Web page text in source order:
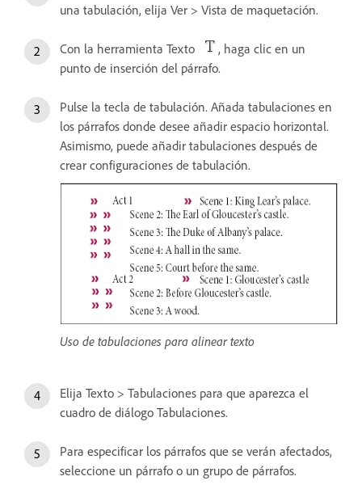
una tabulación, elija Ver > Vista de maquetación.
Con la herramienta Texto
, haga clic en un
punto de inserción del párrafo.
Pulse la tecla de tabulación. Añada tabulaciones en
los párrafos donde desee añadir espacio horizontal.
Asimismo, puede añadir tabulaciones después de
crear configuraciones de tabulación.
Uso de tabulaciones para alinear texto
Elija Texto > Tabulaciones para que aparezca el
cuadro de diálogo Tabulaciones.
Para especificar los párrafos que se verán afectados,
seleccione un párrafo o un grupo de párrafos.